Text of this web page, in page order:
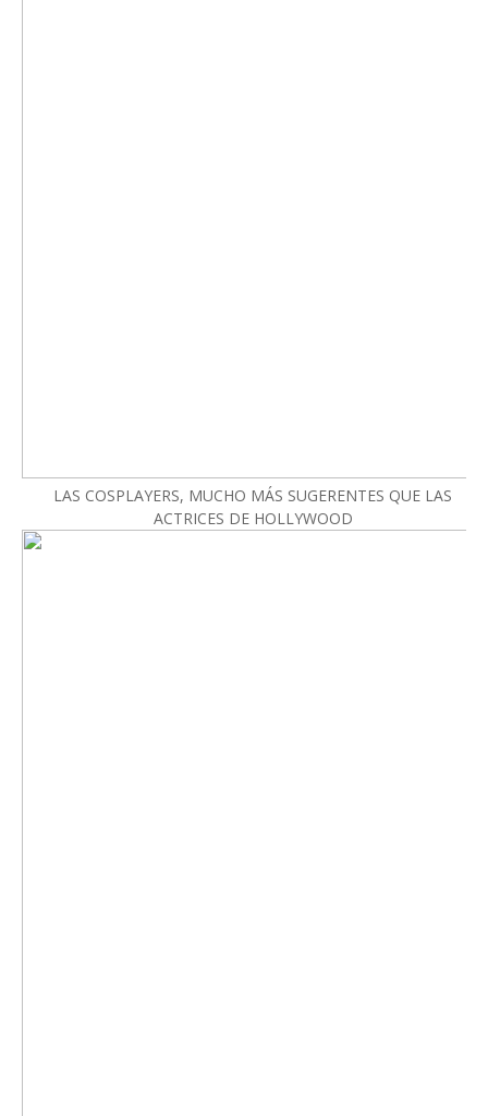
LAS COSPLAYERS, MUCHO MÁS SUGERENTES QUE LAS
ACTRICES DE HOLLYWOOD